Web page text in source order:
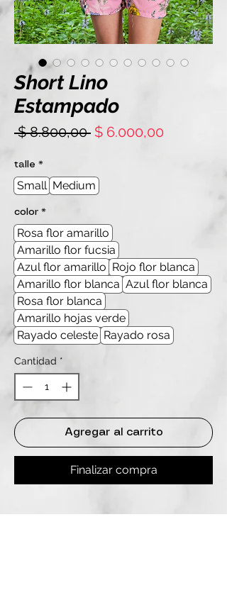
Short Lino
Estampado
$ 8.800,00 Precio
$ 6.000,00
talle *
Small Medium
color *
Rosa flor amarillo
Amarillo flor fucsia
Azul flor amarillo Rojo flor blanca
Amarillo flor blanca Azul flor blanca
Rosa flor blanca
Amarillo hojas verde
Rayado celeste Rayado rosa
Cantidad *
Agregar al carrito
Finalizar compra